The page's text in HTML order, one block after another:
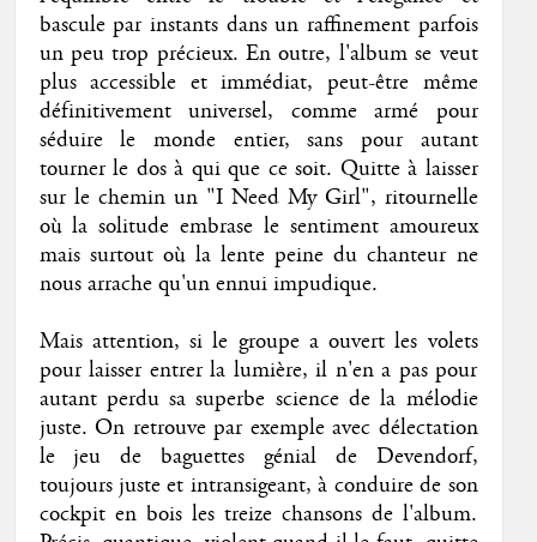
bascule par instants dans un raffinement parfois
un peu trop précieux. En outre, l'album se veut
plus accessible et immédiat, peut-être même
définitivement universel, comme armé pour
séduire le monde entier, sans pour autant
tourner le dos à qui que ce soit. Quitte à laisser
sur le chemin un "I Need My Girl", ritournelle
où la solitude embrase le sentiment amoureux
mais surtout où la lente peine du chanteur ne
nous arrache qu'un ennui impudique.
Mais attention, si le groupe a ouvert les volets
pour laisser entrer la lumière, il n'en a pas pour
autant perdu sa superbe science de la mélodie
juste. On retrouve par exemple avec délectation
le jeu de baguettes génial de Devendorf,
toujours juste et intransigeant, à conduire de son
cockpit en bois les treize chansons de l'album.